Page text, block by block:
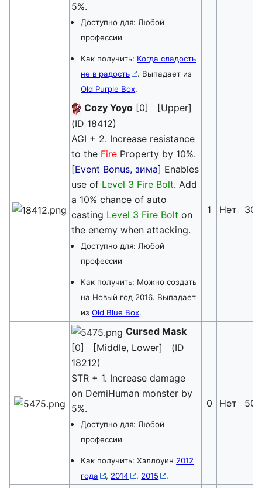
5%.
Доступно для: Любой
профессии
Как получить: Когда сладость
не в радость
. Выпадает из
Old Purple Box.
Cozy Yoyo [0] [Upper]
(ID 18412)
AGI + 2. Increase resistance
to the Fire Property by 10%.
[Event Bonus, зима] Enables
use of Level 3 Fire Bolt. Add
a 10% chance of auto
casting Level 3 Fire Bolt on
the enemy when attacking.
Доступно для: Любой
профессии
Как получить: Можно создать
на Новый год 2016. Выпадает
изOld Blue Box.
1 Нет 30
Cursed Mask
[0] [Middle, Lower] (ID
18212)
STR + 1. Increase damage
on DemiHuman monster by
5%.
Доступно для: Любой
профессии
Как получить: Хэллоуин 2012
года
, 2014 , 2015 .
0 Нет 50